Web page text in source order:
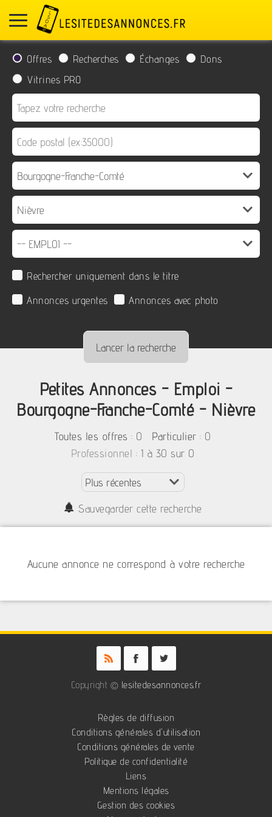
Offres Recherches Échanges
Dons
Vitrines PRO
Rechercher uniquement dans le titre
Annonces urgentes
Annonces avec photo
Petites Annonces - Emploi -
Bourgogne-Franche-Comté - Nièvre
Toutes les offres : 0 Particulier : 0
Professionnel : 1 à 30 sur 0
Sauvegarder cette recherche
Aucune annonce ne correspond à votre recherche
Copyright © lesitedesannonces.fr
Règles de diffusion
Conditions générales d'utilisation
Conditions générales de vente
Politique de confidentialité
Liens
Mentions légales
Gestion des cookies